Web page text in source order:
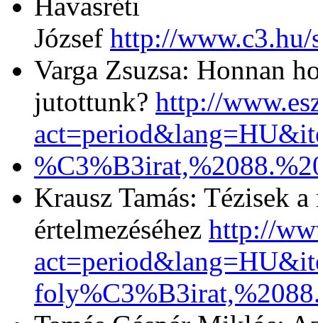
Havasréti
József http://www.c3.hu/
Varga Zsuzsa: Honnan
jutottunk? http://
Krausz Tamás: Tézisek
értelmezéséhez http://